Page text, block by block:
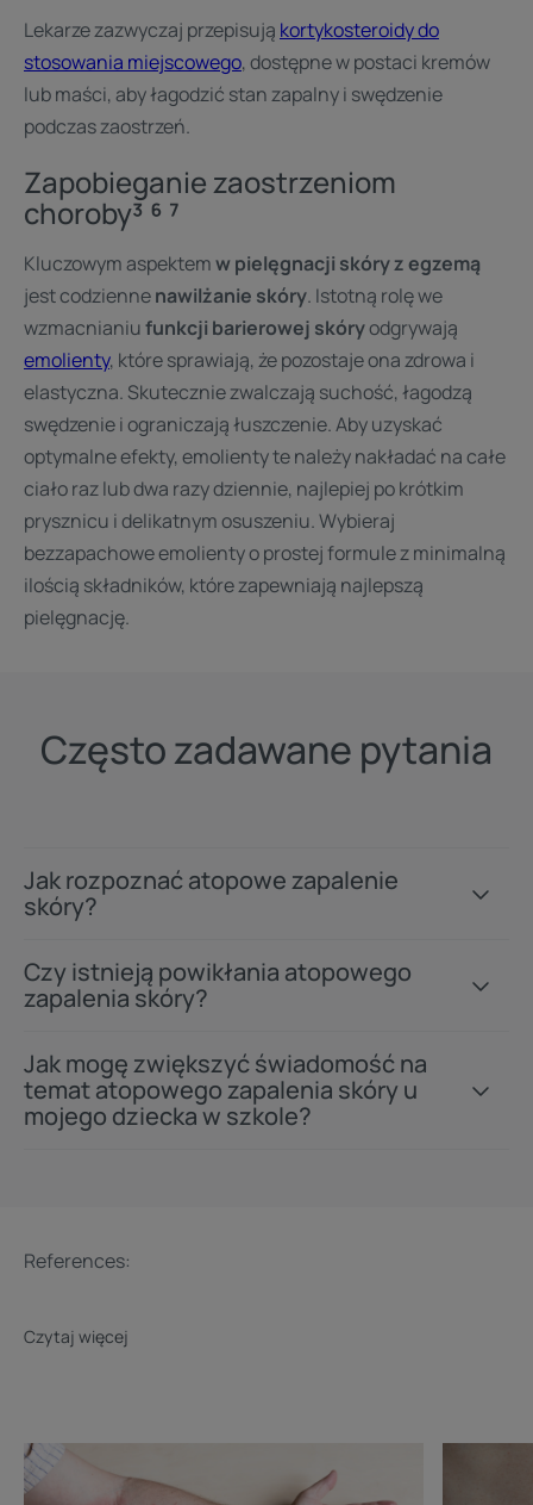
Lekarze zazwyczaj przepisują kortykosteroidy do
stosowania miejscowego, dostępne w postaci kremów
lub maści, aby łagodzić stan zapalny i swędzenie
podczas zaostrzeń.
Zapobieganie zaostrzeniom
choroby³ ⁶ ⁷
Kluczowym aspektemw pielęgnacji skóry z egzemą
jest codziennenawilżanie skóry. Istotną rolę we
wzmacnianiufunkcji barierowej skóryodgrywają
emolienty, które sprawiają, że pozostaje ona zdrowa i
elastyczna. Skutecznie zwalczają suchość, łagodzą
swędzenie i ograniczają łuszczenie. Aby uzyskać
optymalne efekty, emolienty te należy nakładać na całe
ciało raz lub dwa razy dziennie, najlepiej po krótkim
prysznicu i delikatnym osuszeniu. Wybieraj
bezzapachowe emolienty o prostej formule z minimalną
ilością składników, które zapewniają najlepszą
pielęgnację.
Często zadawane pytania
Jak rozpoznać atopowe zapalenie
skóry?
Czy istnieją powikłania atopowego
zapalenia skóry?
Jak mogę zwiększyć świadomość na
temat atopowego zapalenia skóry u
mojego dziecka w szkole?
References:
Czytaj więcej
Odkryj
Różne